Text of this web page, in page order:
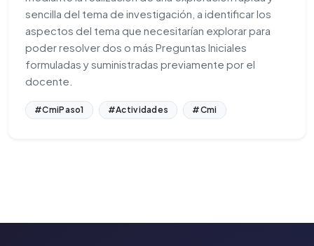
sencilla del tema de investigación, a identificar los
aspectos del tema que necesitarían explorar para
poder resolver dos o más Preguntas Iniciales
formuladas y suministradas previamente por el
docente.
#CmiPaso1 #Actividades #Cmi